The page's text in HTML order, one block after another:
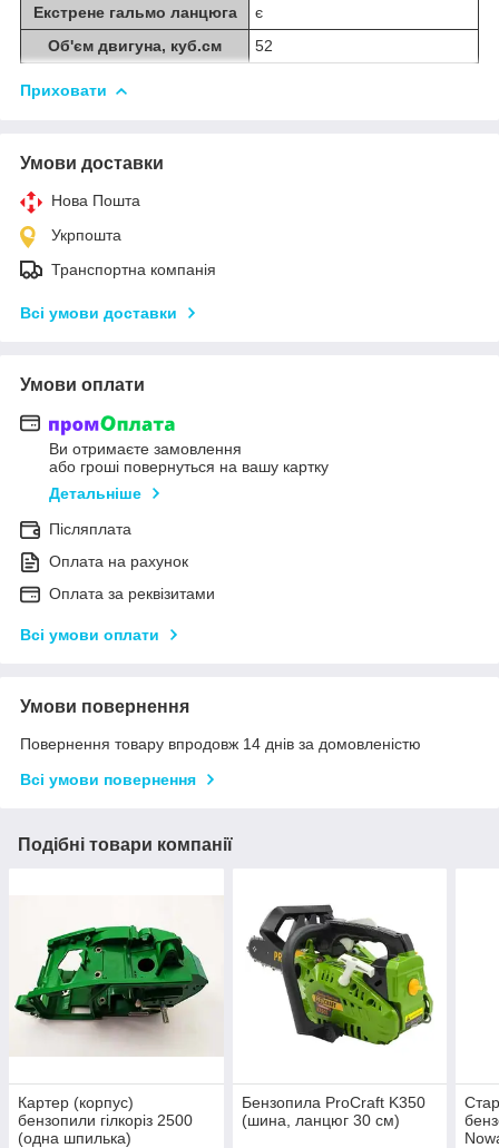
Екстрене гальмо ланцюга
є
Об'єм двигуна, куб.см
52
Приховати
Умови доставки
Нова Пошта
Укрпошта
Транспортна компанія
Всі умови доставки
Умови оплати
Ви отримаєте замовлення
або гроші повернуться на вашу картку
Детальніше
Післяплата
Оплата на рахунок
Оплата за реквізитами
Всі умови оплати
Умови повернення
Повернення товару впродовж 14 днів за домовленістю
Всі умови повернення
Подібні товари компанії
Картер (корпус)
бензопили гілкоріз 2500
(одна шпилька)
Бензопила ProCraft K350
(шина, ланцюг 30 см)